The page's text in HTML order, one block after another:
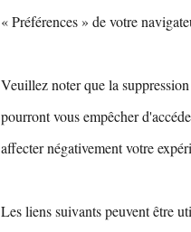
« Préférences » de votre
Veuillez noter que la
pourront vous empêcher
affecter négativement votre
Les liens suivants peuvent être